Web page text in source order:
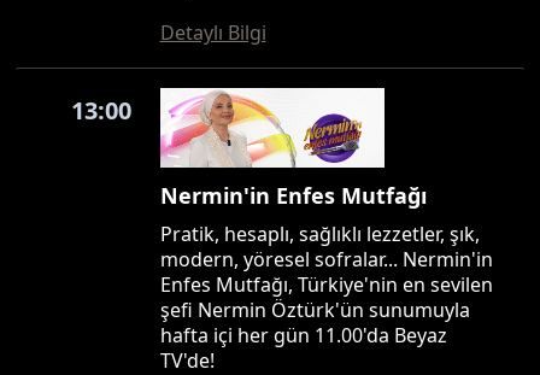
Detaylı Bilgi
13:00
Nermin'in Enfes Mutfağı
Pratik, hesaplı, sağlıklı lezzetler, şık,
modern, yöresel sofralar... Nermin'in
Enfes Mutfağı, Türkiye'nin en sevilen
şefi Nermin Öztürk'ün sunumuyla
hafta içi her gün 11.00'da Beyaz
TV'de!